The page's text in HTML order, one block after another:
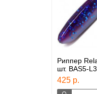
Риппер
шт. BAS5-
425 р.